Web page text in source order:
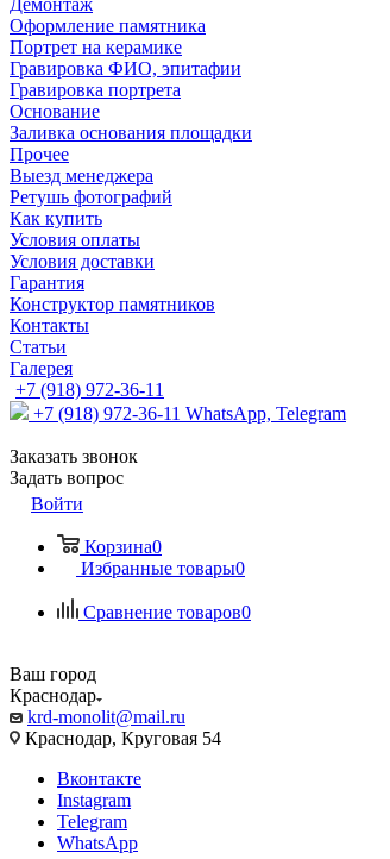
Демонтаж
Оформление памятника
Портрет на керамике
Гравировка ФИО, эпитафии
Гравировка портрета
Основание
Заливка основания площадки
Прочее
Выезд менеджера
Ретушь фотографий
Как купить
Условия оплаты
Условия доставки
Гарантия
Конструктор памятников
Контакты
Статьи
Галерея
+7 (918) 972-36-11
+7 (918) 972-36-11 WhatsApp, Telegram
Заказать звонок
Задать вопрос
Войти
Корзина0
Избранные товары0
Сравнение товаров0
Ваш город
Краснодар
krd-monolit@mail.ru
Краснодар, Круговая 54
Вконтакте
Instagram
Telegram
WhatsApp